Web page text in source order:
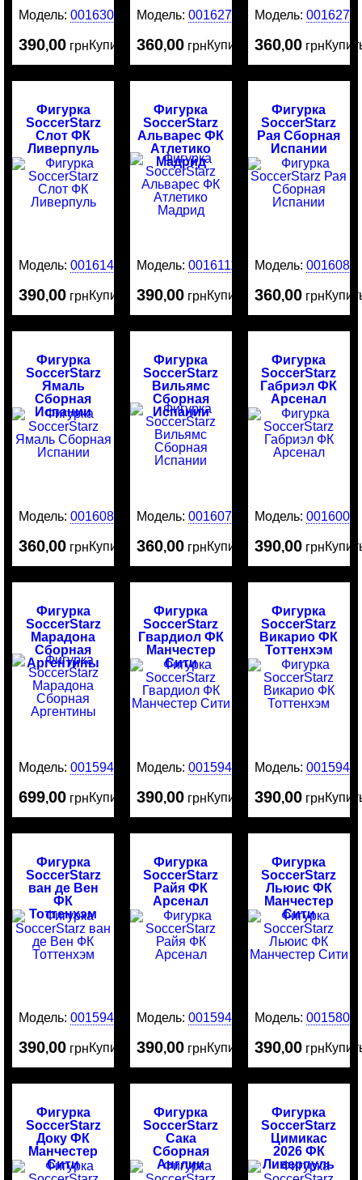
Модель:0016303
390,00 грнКупить
Модель:0016275
360,00 грнКупить
Модель: 0016273
360,00 грн
Фигурка
SoccerStarz
Слот ФК
Ливерпуль
Модель:0016141
390,00 грнКупить
Фигурка
SoccerStarz
Альварес ФК
Атлетико
Мадрид
Модель:0016111
390,00 грнКупить
Фигурка
SoccerStarz
Рая Сборная
Испании
Модель: 0016081
360,00 грн
Фигурка
SoccerStarz
Ямаль
Сборная
Испании
Модель:0016080
360,00 грнКупить
Фигурка
SoccerStarz
Вильямс
Сборная
Испании
Модель:0016079
360,00 грнКупить
Фигурка
SoccerStarz
Габриэл ФК
Арсенал
Модель: 0016003
390,00 грн
Фигурка
SoccerStarz
Марадона
Сборная
Аргентины
Модель:0015946
699,00 грнКупить
Фигурка
SoccerStarz
Гвардиол ФК
Манчестер
Сити
Модель:0015945
390,00 грнКупить
Фигурка
SoccerStarz
Викарио ФК
Тоттенхэм
Модель: 0015944
390,00 грн
Фигурка
SoccerStarz
ван де Вен
ФК
Тоттенхэм
Модель:0015943
390,00 грнКупить
Фигурка
SoccerStarz
Райя ФК
Арсенал
Модель:0015942
390,00 грнКупить
Фигурка
SoccerStarz
Льюис ФК
Манчестер
Сити
Модель: 0015800
390,00 грн
Фигурка
SoccerStarz
Доку ФК
Манчестер
Сити
Фигурка
SoccerStarz
Сака
Сборная
Англии
Фигурка
SoccerStarz
Цимикас
2026 ФК
Ливерпуль